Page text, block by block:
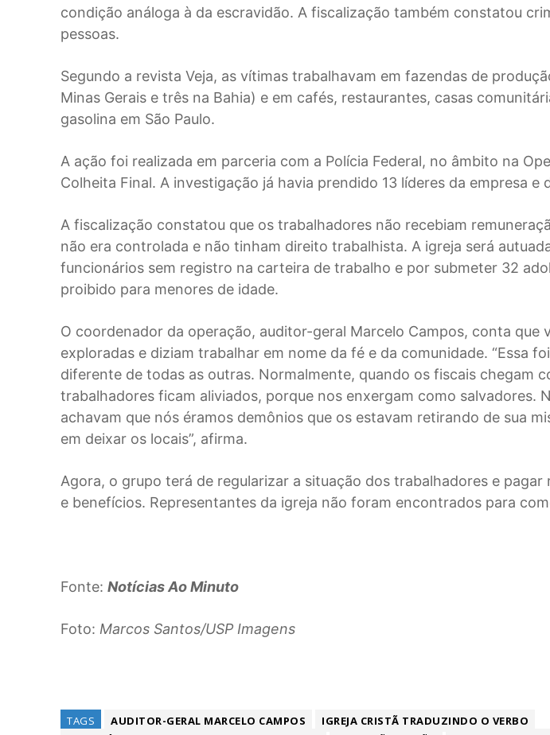
condição análoga à da escravidão. A fiscalização também constatou
pessoas.
Segundo a revista Veja, as vítimas trabalhavam em fazendas de
Minas Gerais e três na Bahia) e em cafés, restaurantes, casas
gasolina em São Paulo.
A ação foi realizada em parceria com a Polícia Federal, no âmbito na
Colheita Final. A investigação já havia prendido 13 líderes da empresa e
A fiscalização constatou que os trabalhadores não recebiam
não era controlada e não tinham direito trabalhista. A igreja será
funcionários sem registro na carteira de trabalho e por submeter 32
proibido para menores de idade.
O coordenador da operação, auditor-geral Marcelo Campos, conta que
exploradas e diziam trabalhar em nome da fé e da comunidade. “Essa
diferente de todas as outras. Normalmente, quando os fiscais chegam
trabalhadores ficam aliviados, porque nos enxergam como salvadores.
achavam que nós éramos demônios que os estavam retirando de sua
em deixar os locais”, afirma.
Agora, o grupo terá de regularizar a situação dos trabalhadores e
e benefícios. Representantes da igreja não foram encontrados para
Fonte: Notícias Ao Minuto
Foto: Marcos Santos/USP Imagens
TAGS AUDITOR-GERAL MARCELO CAMPOS
IGREJA CRISTÃ TRADUZINDO O VERBO